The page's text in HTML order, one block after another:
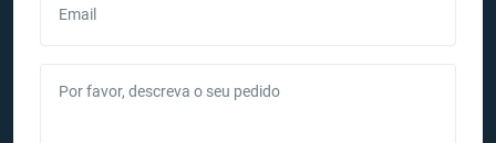
Email
Por favor, descreva o seu pedido